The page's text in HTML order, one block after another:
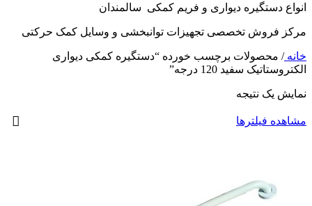
انواع دستگیره دیواری و فریم کمکی سالمندان
مرکز فروش تخصصی تجهیزات توانبخشی و وسایل کمک حرکتی
خانه/ محصولات برچسب خورده “دستگیره کمکی دیواری
الکتروستاتیک سفید 120 درجه”
نمایش یک نتیجه
مشاهده فیلترها